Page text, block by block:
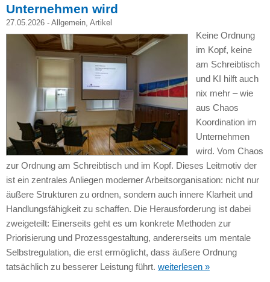
Unternehmen wird
27.05.2026 - Allgemein, Artikel
Keine Ordnung
im Kopf, keine
am Schreibtisch
und KI hilft auch
nix mehr – wie
aus Chaos
Koordination im
Unternehmen
wird. Vom Chaos
zur Ordnung am Schreibtisch und im Kopf. Dieses Leitmotiv der
ist ein zentrales Anliegen moderner Arbeitsorganisation: nicht nur
äußere Strukturen zu ordnen, sondern auch innere Klarheit und
Handlungsfähigkeit zu schaffen. Die Herausforderung ist dabei
zweigeteilt: Einerseits geht es um konkrete Methoden zur
Priorisierung und Prozessgestaltung, andererseits um mentale
Selbstregulation, die erst ermöglicht, dass äußere Ordnung
tatsächlich zu besserer Leistung führt. weiterlesen »